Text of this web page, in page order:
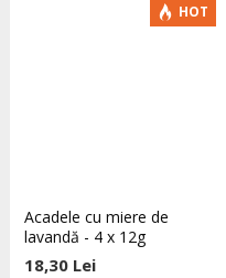
-5 %
Dropsuri cu echinacea si
catina eco 60 buc HOYER
27,55 Lei 29,00 Lei
HOT
Acadele cu miere de
lavandă - 4 x 12g
18,30 Lei